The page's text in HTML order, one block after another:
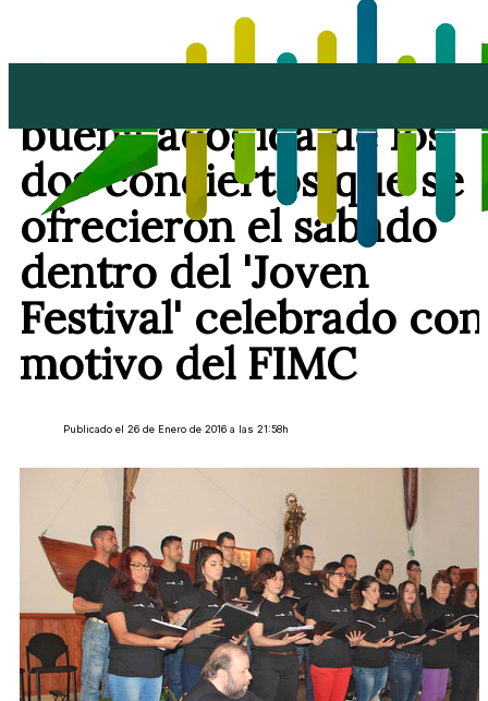
buena acogida de los
dos conciertos que se
ofrecieron el sábado
dentro del 'Joven
Festival' celebrado con
motivo del FIMC
Publicado el 26 de Enero de 2016 a las 21:58h